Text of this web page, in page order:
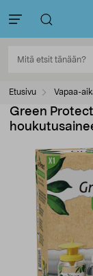
Etusivu Vapaa-
Green